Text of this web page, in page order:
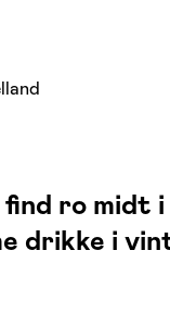
ro midt i
drikke i